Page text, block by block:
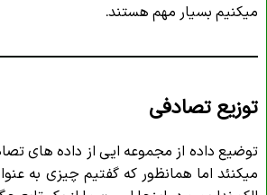
میکنیم بسیار مهم هستند.
توزیع تصادفی
توضیع داده از مجموعه ایی از داده های
میکنئد اما همانظور که گفتیم چیزی به